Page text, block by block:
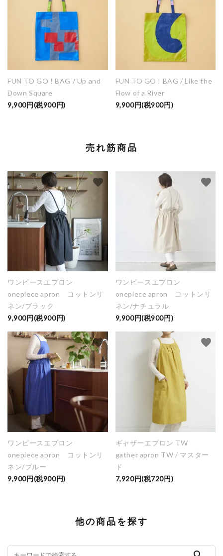
FUN TO GO ! BAG / Up and
Down Square
9,900円(税900円)
FUN TO GO ! BAG / Like the
Flow of a River
9,900円(税900円)
売れ筋商品
ワンピースエプロン
onepiece apron コットンリ
ネン/ブラック
9,900円(税900円)
favorite
ワンピースエプロン
onepiece apron コットンリ
ネン/ナチュラル
9,900円(税900円)
favorite
ワンピースエプロン
onepiece apron コットンリ
ネン/ブルー
9,900円(税900円)
favorite
ギャザーエプロン TW
gather apron TW / マスター
ド
7,920円(税720円)
favorite
他の商品を探す